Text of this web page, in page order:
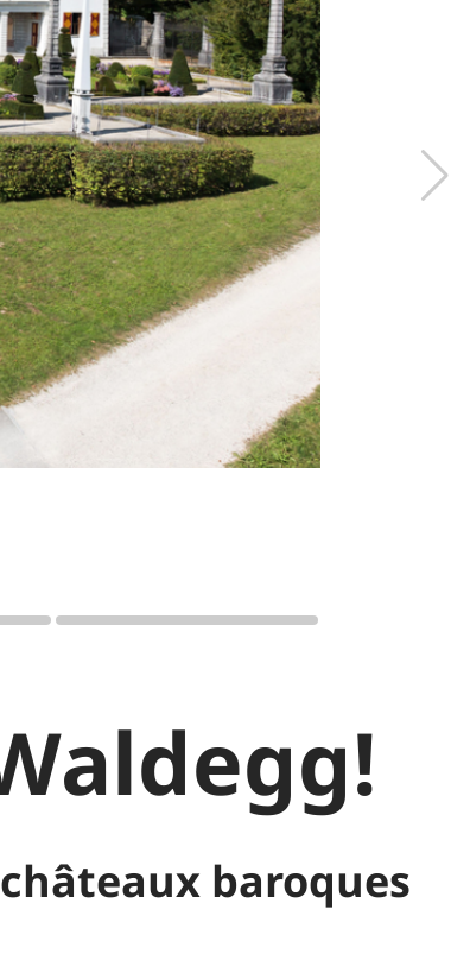
Séminaires
Photographie
Localités
Service traiteur
baroques